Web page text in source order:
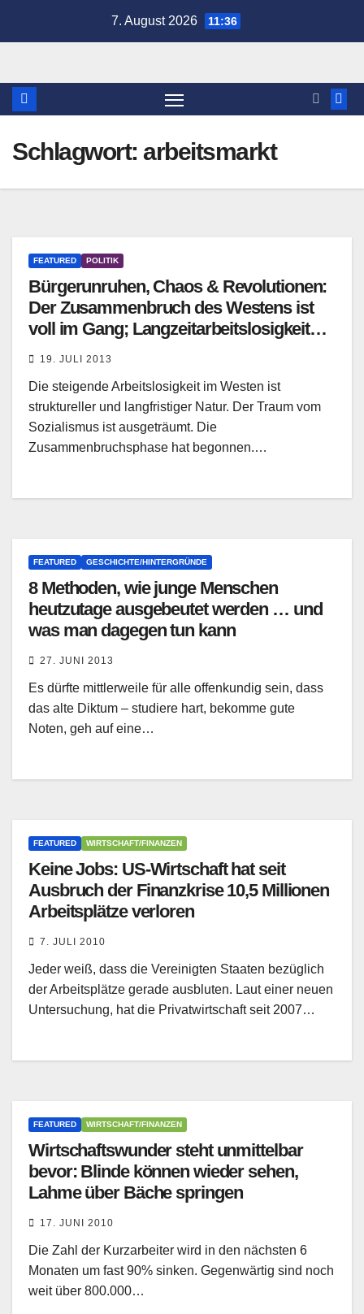
7. August 2026 11:36
Schlagwort: arbeitsmarkt
FEATURED POLITIK
Bürgerunruhen, Chaos & Revolutionen:
Der Zusammenbruch des Westens ist
voll im Gang; Langzeitarbeitslosigkeit
wird nicht mehr verschwinden
19. JULI 2013
Die steigende Arbeitslosigkeit im Westen ist
struktureller und langfristiger Natur. Der Traum vom
Sozialismus ist ausgeträumt. Die
Zusammenbruchsphase hat begonnen.…
FEATURED GESCHICHTE/HINTERGRÜNDE
8 Methoden, wie junge Menschen
heutzutage ausgebeutet werden … und
was man dagegen tun kann
27. JUNI 2013
Es dürfte mittlerweile für alle offenkundig sein, dass
das alte Diktum – studiere hart, bekomme gute
Noten, geh auf eine…
FEATURED WIRTSCHAFT/FINANZEN
Keine Jobs: US-Wirtschaft hat seit
Ausbruch der Finanzkrise 10,5 Millionen
Arbeitsplätze verloren
7. JULI 2010
Jeder weiß, dass die Vereinigten Staaten bezüglich
der Arbeitsplätze gerade ausbluten. Laut einer neuen
Untersuchung, hat die Privatwirtschaft seit 2007…
FEATURED WIRTSCHAFT/FINANZEN
Wirtschaftswunder steht unmittelbar
bevor: Blinde können wieder sehen,
Lahme über Bäche springen
17. JUNI 2010
Die Zahl der Kurzarbeiter wird in den nächsten 6
Monaten um fast 90% sinken. Gegenwärtig sind noch
weit über 800.000…